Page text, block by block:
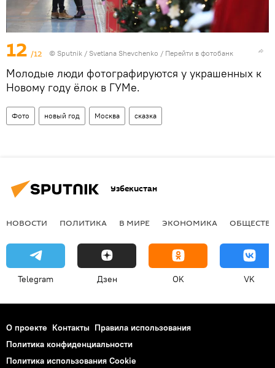
12 /12 © Sputnik / Svetlana Shevchenko / Перейти в фотобанк
Молодые люди фотографируются у украшенных к
Новому году ёлок в ГУМе.
Фото новый год Москва сказка
Узбекистан
НОВОСТИ ПОЛИТИКА В МИРЕ ЭКОНОМИКА
Telegram Дзен OK VK
О проекте Контакты Правила использования
Политика конфиденциальности
Политика использования Cookie